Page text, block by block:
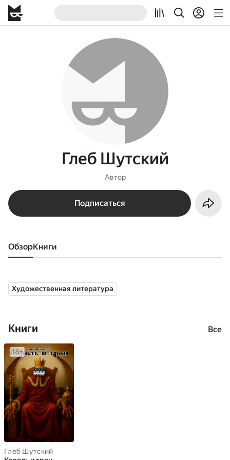
Глеб Шутский
Автор
Подписаться
Обзор книги
Художественная литература
Книги Все
Глеб Шутский